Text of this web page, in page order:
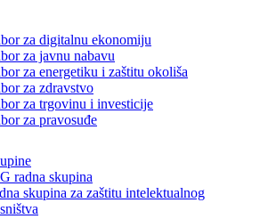
za digitalnu ekonomiju
za javnu nabavu
za energetiku i zaštitu okoliša
za zdravstvo
za trgovinu i investicije
za pravosuđe
radna skupina
skupina za zaštitu intelektualnog